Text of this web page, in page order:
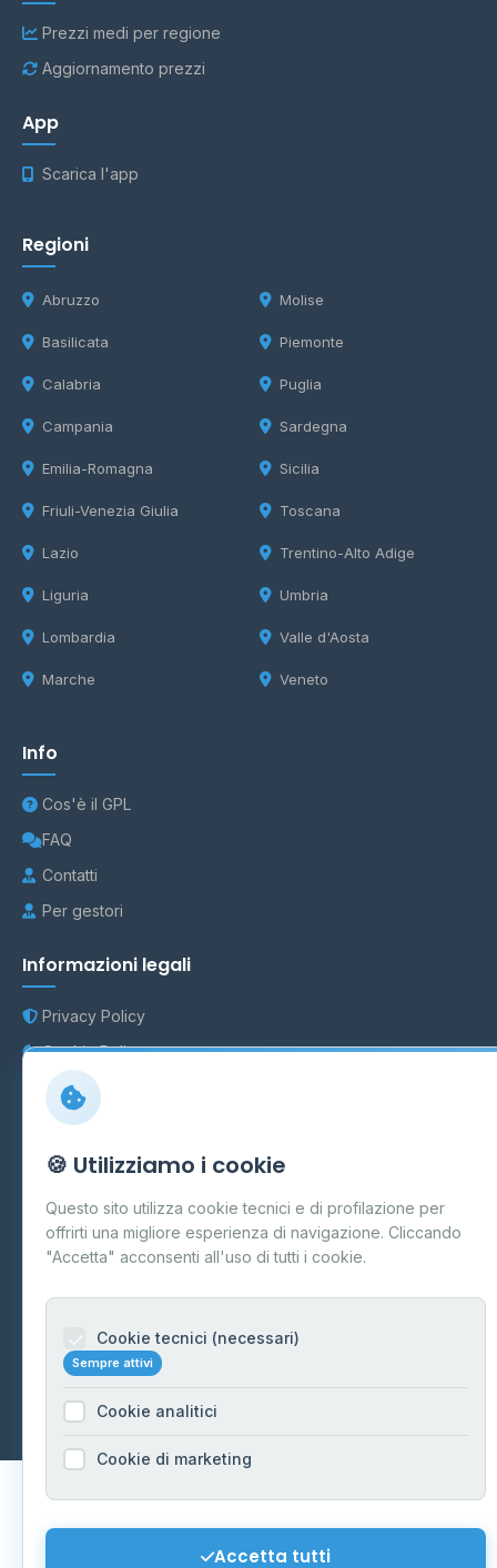
Prezzi medi per regione
Aggiornamento prezzi
App
Scarica l'app
Regioni
Abruzzo
Basilicata
Calabria
Campania
Emilia-Romagna
Friuli-Venezia Giulia
Lazio
Liguria
Lombardia
Marche
Molise
Piemonte
Puglia
Sardegna
Sicilia
Toscana
Trentino-Alto Adige
Umbria
Valle d'Aosta
Veneto
Info
Cos'è il GPL
FAQ
Contatti
Per gestori
Informazioni legali
Privacy Policy
Cookie Policy
Preferenze Cookie
Mappa del sito
Contattaci
info@distributori-gpl.it
© 2026 - Distributori di GPL -AF Project Software Agency
Carpi
Dati forniti daMinistero delle Imprese e del Made in Italy
🍪 Utilizziamo i cookie
Questo sito utilizza cookie tecnici e di profilazione per
offrirti una migliore esperienza di navigazione. Cliccando
"Accetta" acconsenti all'uso di tutti i cookie.
Cookie tecnici (necessari)
Sempre attivi
Cookie analitici
Cookie di marketing
Accetta tutti